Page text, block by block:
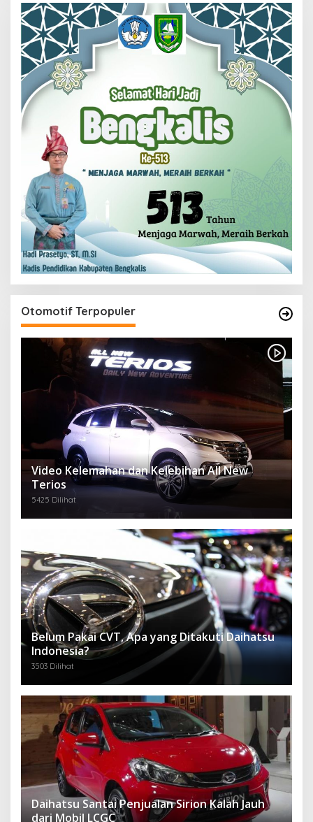
Otomotif Terpopuler
Video Kelemahan dan Kelebihan All New
Terios
5425 Dilihat
Belum Pakai CVT, Apa yang Ditakuti Daihatsu
Indonesia?
3503 Dilihat
Daihatsu Santai Penjualan Sirion Kalah Jauh
dari Mobil LCGC